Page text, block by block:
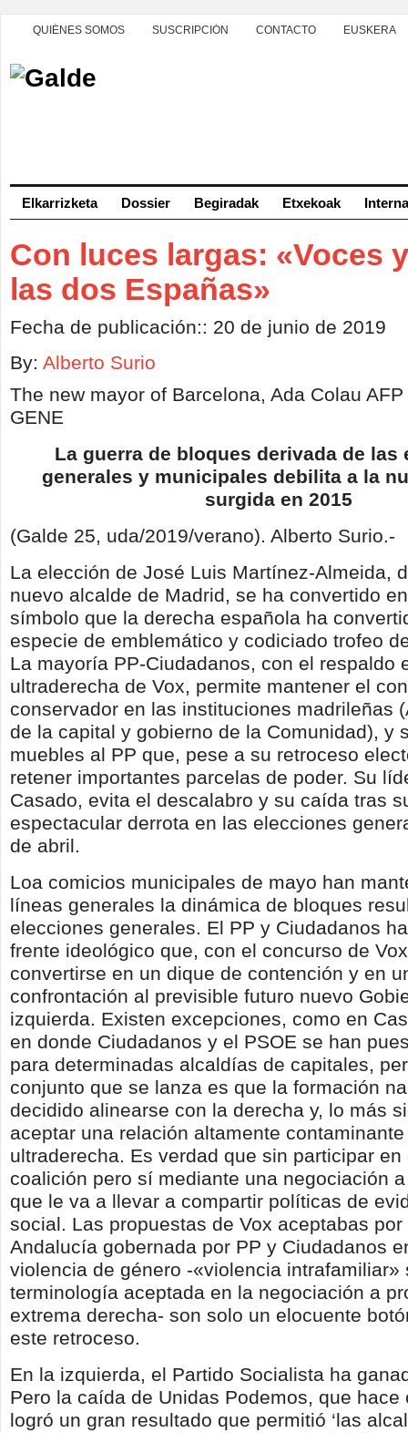
QUIÉNES SOMOS SUSCRIPCIÓN CONTACTO EUSKERA
Elkarrizketa Dossier Begiradak Etxekoak
Con luces largas: «Voces
las dos Españas»
Fecha de publicación:: 20 de junio de 2019
By: Alberto Surio
The new mayor of Barcelona, Ada Colau
GENE
La guerra de bloques derivada de las
generales y municipales debilita a la
surgida en 2015
(Galde 25, uda/2019/verano). Alberto Surio.-
La elección de José Luis Martínez-Almeida,
nuevo alcalde de Madrid, se ha convertido
símbolo que la derecha española ha
especie de emblemático y codiciado trofeo
La mayoría PP-Ciudadanos, con el respaldo
ultraderecha de Vox, permite mantener el
conservador en las instituciones madrileñas
de la capital y gobierno de la Comunidad), y
muebles al PP que, pese a su retroceso
retener importantes parcelas de poder. Su
Casado, evita el descalabro y su caída tras
espectacular derrota en las elecciones
de abril.
Loa comicios municipales de mayo han
líneas generales la dinámica de bloques
elecciones generales. El PP y Ciudadanos
frente ideológico que, con el concurso de
convertirse en un dique de contención y en
confrontación al previsible futuro nuevo
izquierda. Existen excepciones, como en
en donde Ciudadanos y el PSOE se han
para determinadas alcaldías de capitales,
conjunto que se lanza es que la formación
decidido alinearse con la derecha y, lo más
aceptar una relación altamente
ultraderecha. Es verdad que sin participar
coalición pero sí mediante una negociación
que le va a llevar a compartir políticas de
social. Las propuestas de Vox aceptabas
Andalucía gobernada por PP y Ciudadanos
violencia de género -«violencia intrafamiliar»
terminología aceptada en la negociación a
extrema derecha- son solo un elocuente
este retroceso.
En la izquierda, el Partido Socialista ha
Pero la caída de Unidas Podemos, que hace
logró un gran resultado que permitió ‘las